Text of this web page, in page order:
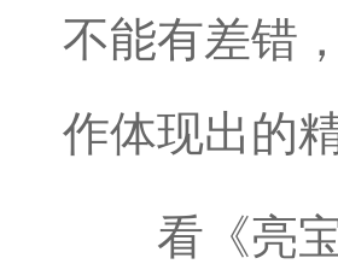
不能有差错
作体现出的
看《亮宝